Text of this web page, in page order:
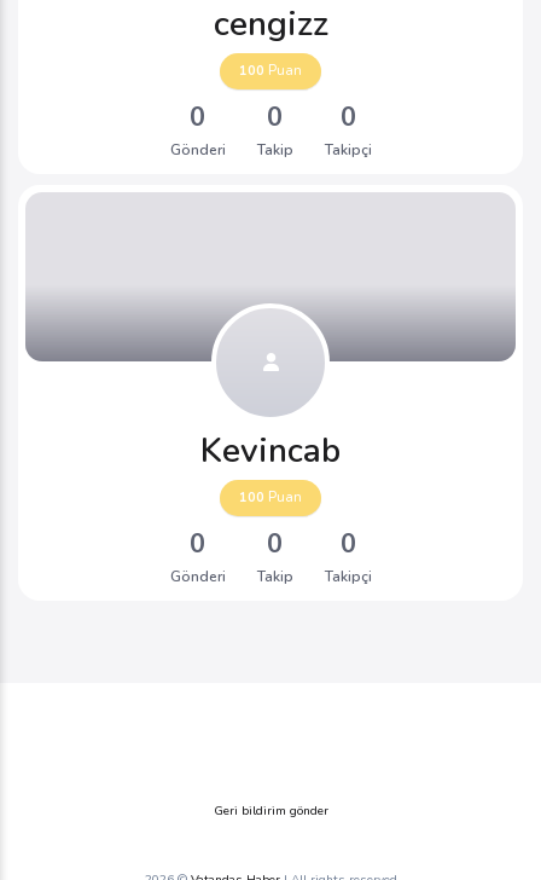
cengizz
100 Puan
0
Gönderi
0
Takip
0
Takipçi
Kevincab
100 Puan
0
Gönderi
0
Takip
0
Takipçi
Geri bildirim gönder